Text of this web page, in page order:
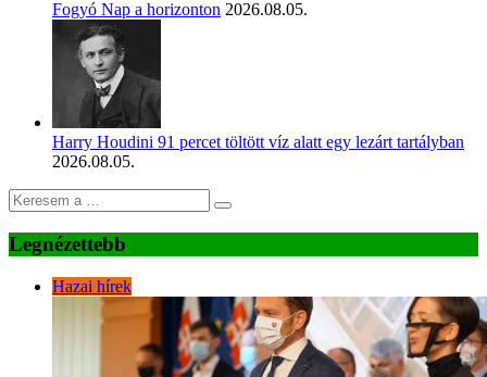
Fogyó Nap a horizonton 2026.08.05.
Harry Houdini 91 percet töltött víz alatt egy lezárt tartályban
2026.08.05.
Legnézettebb
Hazai hírek